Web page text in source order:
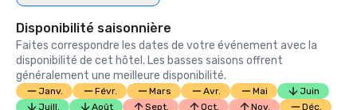
Disponibilité saisonnière
Faites correspondre les dates de votre événement avec la
disponibilité de cet hôtel. Les basses saisons offrent
généralement une meilleure disponibilité.
Janv. Févr. Mars Avr. Mai
Juin
Juill.
Août Sept. Oct. Nov. Déc.